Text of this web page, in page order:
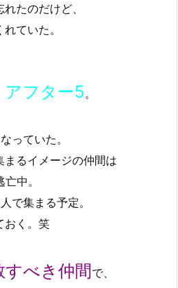
たのだけど、
ていた。
アフター5 。
っていた。
るイメージの仲間は
中。
で集まる予定。
おく。笑
すべき仲間で、